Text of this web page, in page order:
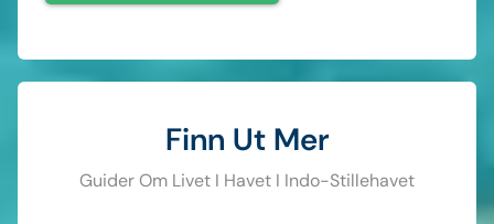
Finn Ut Mer
Guider Om Livet I Havet I Indo-Stillehavet